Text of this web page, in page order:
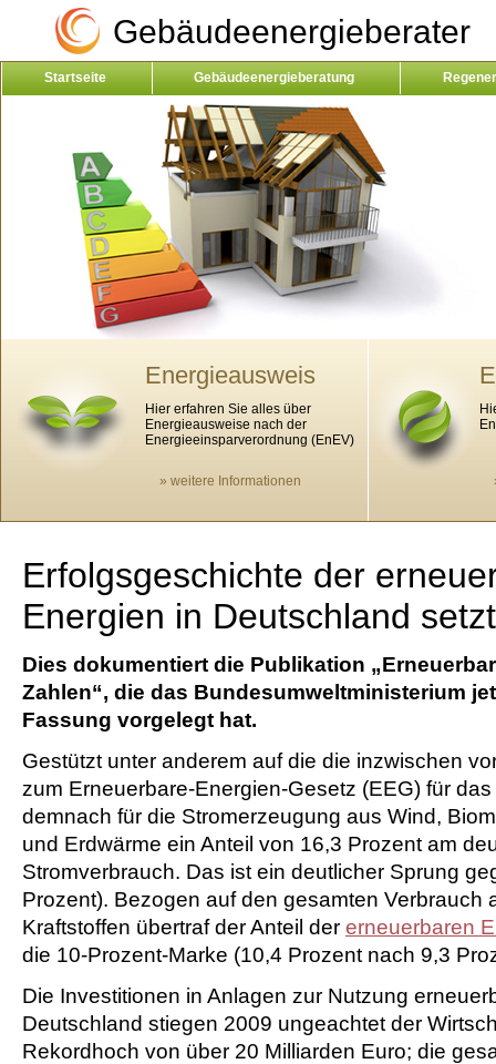
Gebäudeenergieberater
Startseite Gebäudeenergieberatung
Energieausweis
Hier erfahren Sie alles über
Energieausweise nach der
Energieeinsparverordnung (EnEV)
» weitere Informationen
Erfolgsgeschichte der
Energien in Deutschland
Dies dokumentiert die Publikation
Zahlen“, die das Bundesumweltministerium
Fassung vorgelegt hat.
Gestützt unter anderem auf die die inzwischen
zum Erneuerbare-Energien-Gesetz (EEG) für
demnach für die Stromerzeugung aus Wind,
und Erdwärme ein Anteil von 16,3 Prozent am
Stromverbrauch. Das ist ein deutlicher Sprung
Prozent). Bezogen auf den gesamten Verbrauch
Kraftstoffen übertraf der Anteil der erneuerbaren
die 10-Prozent-Marke (10,4 Prozent nach 9,3
Die Investitionen in Anlagen zur Nutzung
Deutschland stiegen 2009 ungeachtet der
Rekordhoch von über 20 Milliarden Euro; die